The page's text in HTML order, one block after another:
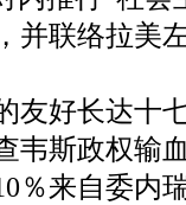
并联络拉美
友好长达十
韦斯政权输
％来自委内